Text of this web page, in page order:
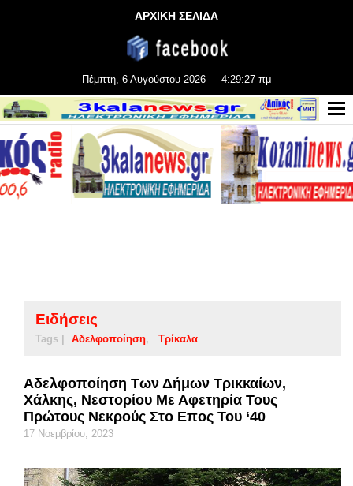
ΑΡΧΙΚΗ ΣΕΛΙΔΑ
Πέμπτη, 6 Αυγούστου 2026 4:29:27 πμ
Ειδήσεις
Tags | Αδελφοποίηση Τρίκαλα
Αδελφοποίηση Των Δήμων Τρικκαίων,
Χάλκης, Νεστορίου Με Αφετηρία Τους
Πρώτους Νεκρούς Στο Επος Του ‘40
17 Νοεμβρίου, 2023